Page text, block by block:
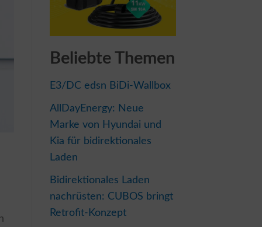
Beliebte Themen
E3/DC edsn BiDi-Wallbox
AllDayEnergy: Neue
Marke von Hyundai und
Kia für bidirektionales
Laden
Bidirektionales Laden
nachrüsten: CUBOS bringt
Retrofit-Konzept